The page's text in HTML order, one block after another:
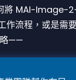
將 MAI-Image-
作流程，或是需
略——